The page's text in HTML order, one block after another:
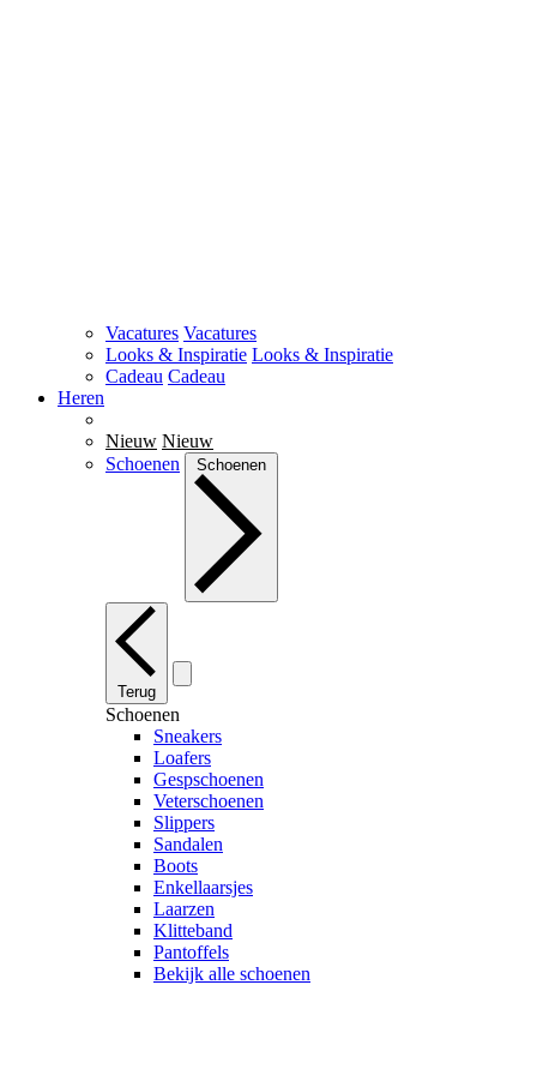
Vacatures Vacatures
Looks & Inspiratie Looks & Inspiratie
Cadeau Cadeau
Heren
Nieuw Nieuw
Schoenen
Schoenen
Terug
Schoenen
Sneakers
Loafers
Gespschoenen
Veterschoenen
Slippers
Sandalen
Boots
Enkellaarsjes
Laarzen
Klitteband
Pantoffels
Bekijk alle schoenen